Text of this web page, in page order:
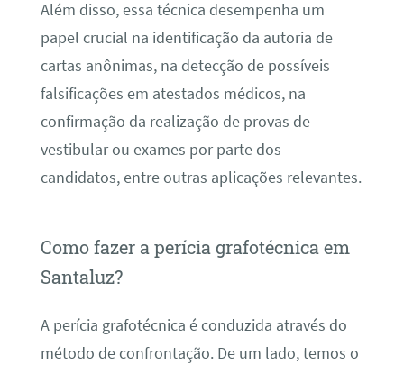
Além disso, essa técnica desempenha um
papel crucial na identificação da autoria de
cartas anônimas, na detecção de possíveis
falsificações em atestados médicos, na
confirmação da realização de provas de
vestibular ou exames por parte dos
candidatos, entre outras aplicações relevantes.
Como fazer a perícia grafotécnica em
Santaluz?
A perícia grafotécnica é conduzida através do
método de confrontação. De um lado, temos o